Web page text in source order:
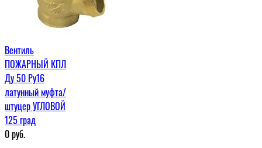
Вентиль
ПОЖАРНЫЙ КПЛ
Ду 50 Ру16
латунный муфта/
штуцер УГЛОВОЙ
125 град
0руб.